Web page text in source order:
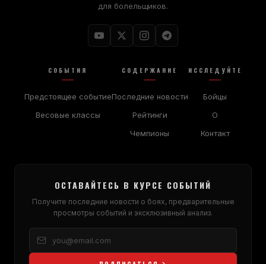
для болельщиков.
СОБЫТИЯ
Предстоящее событие
Весовые классы
СОДЕРЖАНИЕ
Последние новости
Рейтинги
Чемпионы
ИССЛЕДУЙТЕ
Бойцы
О
Контакт
ОСТАВАЙТЕСЬ В КУРСЕ СОБЫТИЙ
Получите последние новости о боях, предварительные
просмотры событий и эксклюзивный анализ.